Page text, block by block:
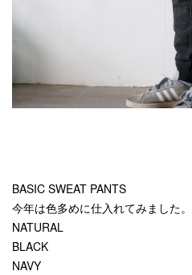
BASIC SWEAT PANTS
今年は色多めに仕入れてみました。
NATURAL
BLACK
NAVY